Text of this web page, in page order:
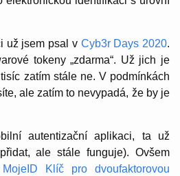
už jsem psal v Cyb3r Days 2020.
tokeny „zdarma“. Už jich je
zatím stále ne. V podmínkách
ale zatím to nevypadá, že by je
autentizační aplikaci, ta už
ale stále funguje). Ovšem
Klíč pro dvoufaktorovou